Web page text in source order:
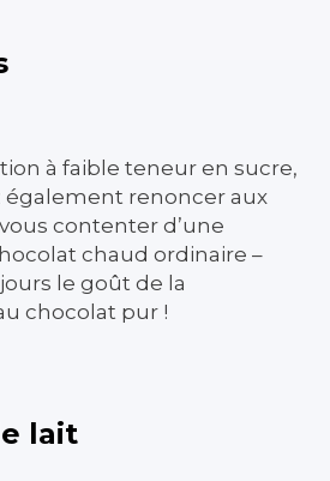
à faible teneur en sucre,
également renoncer aux
contenter d’une
chaud ordinaire –
le goût de la
chocolat pur !
lait